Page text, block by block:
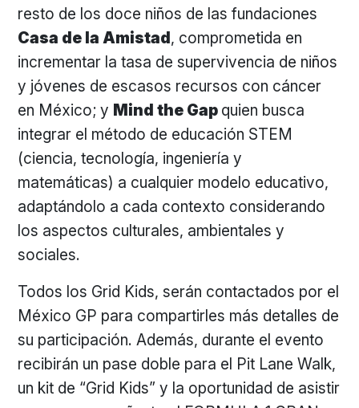
resto de los doce niños de las fundaciones
Casa de la Amistad, comprometida en
incrementar la tasa de supervivencia de niños
y jóvenes de escasos recursos con cáncer
en México; y Mind the Gap quien busca
integrar el método de educación STEM
(ciencia, tecnología, ingeniería y
matemáticas) a cualquier modelo educativo,
adaptándolo a cada contexto considerando
los aspectos culturales, ambientales y
sociales.
Todos los Grid Kids, serán contactados por el
México GP para compartirles más detalles de
su participación. Además, durante el evento
recibirán un pase doble para el Pit Lane Walk,
un kit de “Grid Kids” y la oportunidad de asistir